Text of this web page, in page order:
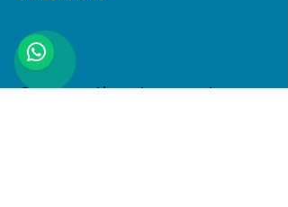
Compartir este evento